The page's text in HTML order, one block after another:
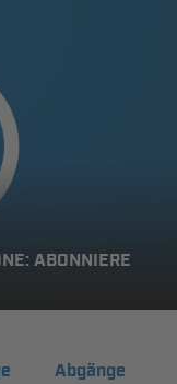
ABONNIERE
Abgänge